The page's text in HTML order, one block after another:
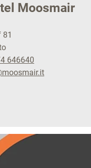
Moosmair
81
646640